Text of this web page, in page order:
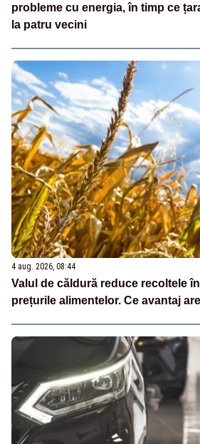
probleme cu energia, în timp ce
la patru vecini
4 aug. 2026, 08:44
Valul de căldură reduce recoltele
prețurile alimentelor. Ce avantaj